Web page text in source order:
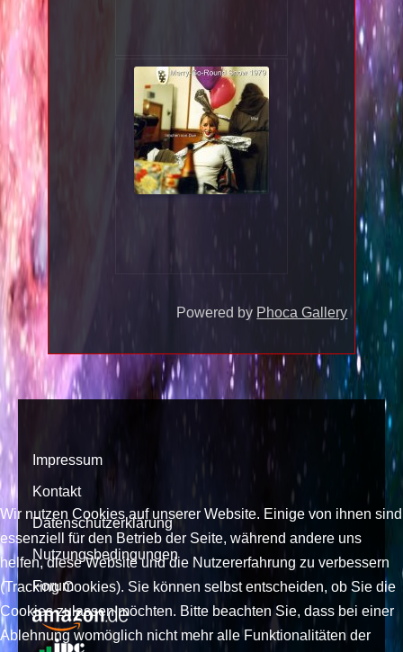
Powered by Phoca Gallery
Impressum
Kontakt
Datenschutzerklärung
Nutzungsbedingungen
Forum
Wir nutzen Cookies auf unserer Website. Einige von ihnen sind
essenziell für den Betrieb der Seite, während andere uns
helfen, diese Website und die Nutzererfahrung zu verbessern
(Tracking Cookies). Sie können selbst entscheiden, ob Sie die
Cookies zulassen möchten. Bitte beachten Sie, dass bei einer
Ablehnung womöglich nicht mehr alle Funktionalitäten der